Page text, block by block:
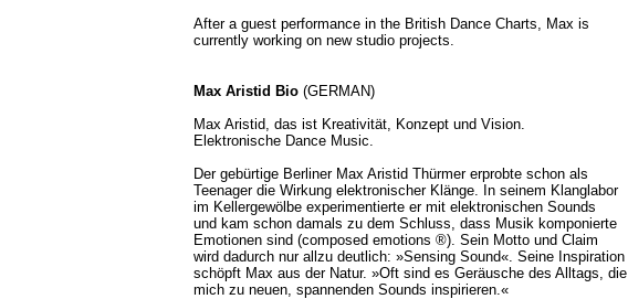
After a guest performance in the British Dance Charts, Max is
currently working on new studio projects.
Max Aristid Bio (GERMAN)
Max Aristid, das ist Kreativität, Konzept und Vision.
Elektronische Dance Music.
Der gebürtige Berliner Max Aristid Thürmer erprobte schon als
Teenager die Wirkung elektronischer Klänge. In seinem Klanglabor
im Kellergewölbe experimentierte er mit elektronischen Sounds
und kam schon damals zu dem Schluss, dass Musik komponierte
Emotionen sind (composed emotions ®). Sein Motto und Claim
wird dadurch nur allzu deutlich: »Sensing Sound«. Seine Inspiration
schöpft Max aus der Natur. »Oft sind es Geräusche des Alltags, die
mich zu neuen, spannenden Sounds inspirieren.«